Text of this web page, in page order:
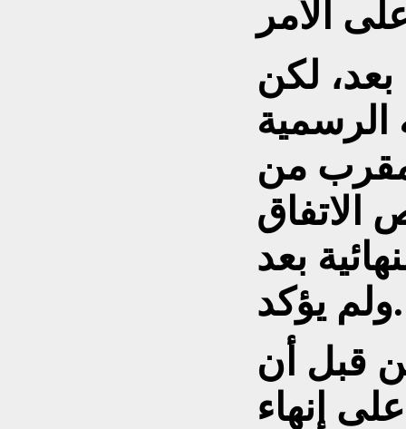
لكن
الرسمية
مقرب من
الاتفاق
بعد
ولم يؤكد.
قبل أن
إنهاء